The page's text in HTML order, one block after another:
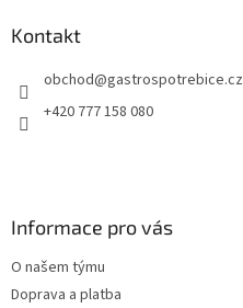
Kontakt
obchod@gastrospotrebice.cz
+420 777 158 080
Informace pro vás
O našem týmu
Doprava a platba